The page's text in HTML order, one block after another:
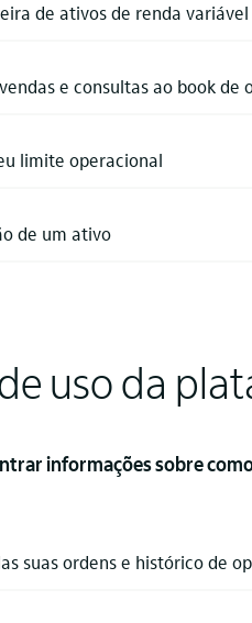
de ativos de renda variável
e consultas ao book de
limite operacional
de um ativo
uso da
informações sobre
suas ordens e histórico de